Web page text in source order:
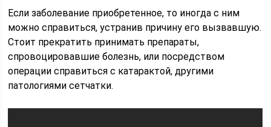
Если заболевание приобретенное, то иногда с ним
можно справиться, устранив причину его вызвавшую.
Стоит прекратить принимать препараты,
спровоцировавшие болезнь, или посредством
операции справиться с катарактой, другими
патологиями сетчатки.